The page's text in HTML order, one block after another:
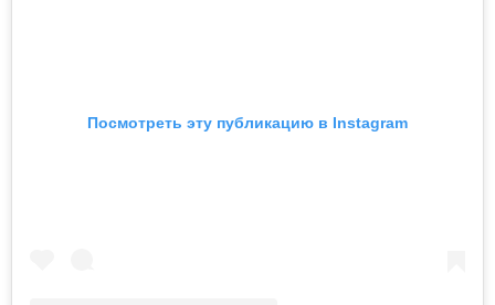
Посмотреть эту публикацию в Instagram